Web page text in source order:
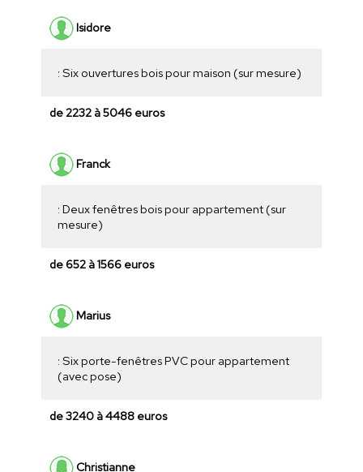
Isidore
: Six ouvertures bois pour maison (sur mesure)
de 2232 à 5046 euros
Franck
: Deux fenêtres bois pour appartement (sur
mesure)
de 652 à 1566 euros
Marius
: Six porte-fenêtres PVC pour appartement
(avec pose)
de 3240 à 4488 euros
Christianne